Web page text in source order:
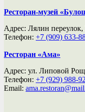
Ресторан-музей
Адрес: Лялин переулок,
Телефон: +7 (909) 633-
Ресторан «Ама»
Адрес: ул. Липовой
Телефон: +7 (929) 988-
Email: